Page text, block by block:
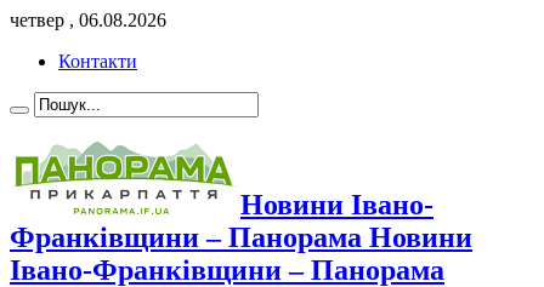
четвер , 06.08.2026
Контакти
Новини Івано-
Франківщини – Панорама Новини
Івано-Франківщини – Панорама